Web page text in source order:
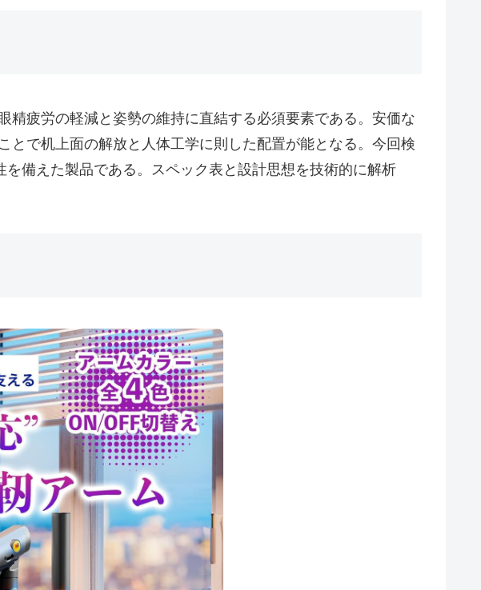
疲労の軽減と姿勢の維持に直結する必須要素である。安価な
で机上面の解放と人体工学に則した配置が能となる。今回検
備えた製品である。スペック表と設計思想を技術的に解析